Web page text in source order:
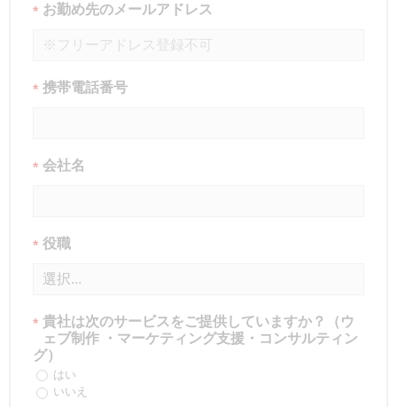
* お勤め先のメールアドレス
* 携帯電話番号
* 会社名
* 役職
* 貴社は次のサービスをご提供していますか？（ウ
ェブ制作 ・マーケティング支援・コンサルティン
グ）
はい
いいえ